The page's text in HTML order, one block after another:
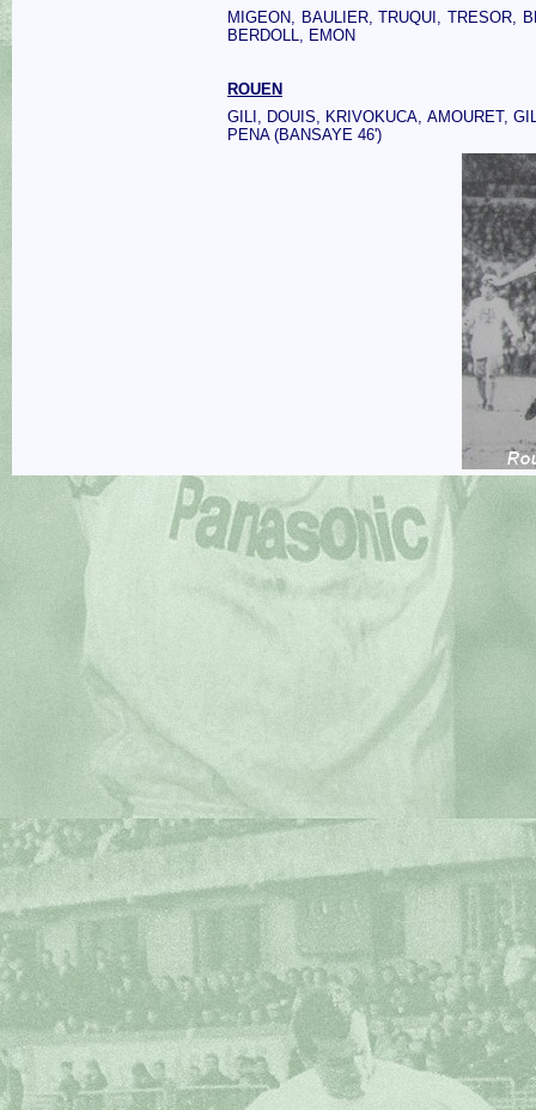
MIGEON, BAULIER, TRUQUI, TRESOR,
BERDOLL, EMON
ROUEN
GILI, DOUIS, KRIVOKUCA, AMOURET,
PENA (BANSAYE 46')